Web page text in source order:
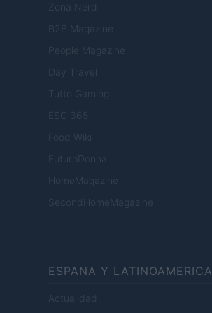
Zona Nerd
B2B Magazine
People Magazine
Day Travel
Tutto Gaming
ESG 365
Food Wiki
FuturoDonna
HomeMagazine
SecondHomeMagazine
ESPANA Y LATINOAMERICA
Actualidad